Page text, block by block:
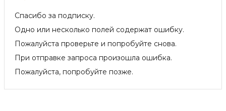
Спасибо за подписку.
Одно или несколько полей содержат ошибку.
Пожалуйста проверьте и попробуйте снова.
При отправке запроса произошла ошибка.
Пожалуйста, попробуйте позже.